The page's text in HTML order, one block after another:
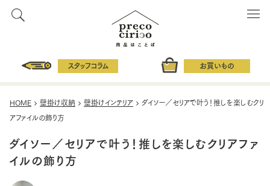
スタッフコラム お買いもの
HOME 壁掛け収納 壁掛けインテリア
ダイソー／セリアで叶う！推しを楽しむクリ
アファイルの飾り方
ダイソー／セリアで叶う！推しを楽しむクリアファ
イルの飾り方